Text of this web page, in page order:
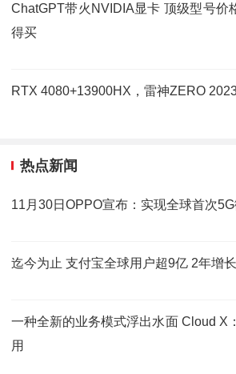
ChatGPT带火NVIDIA显卡 顶级型号价
得买
RTX 4080+13900HX，雷神ZERO
热点新闻
11月30日OPPO宣布：实现全球首次
迄今为止 支付宝全球用户超9亿 2年增
一种全新的业务模式浮出水面 Cloud X
用